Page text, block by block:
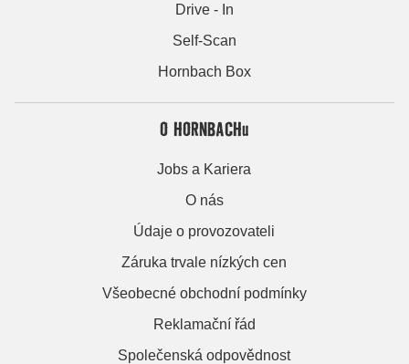
Drive - In
Self-Scan
Hornbach Box
O HORNBACHu
Jobs a Kariera
O nás
Údaje o provozovateli
Záruka trvale nízkých cen
Všeobecné obchodní podmínky
Reklamační řád
Společenská odpovědnost